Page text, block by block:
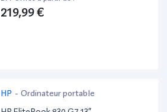
219,99 €
HP - Ordinateur portable